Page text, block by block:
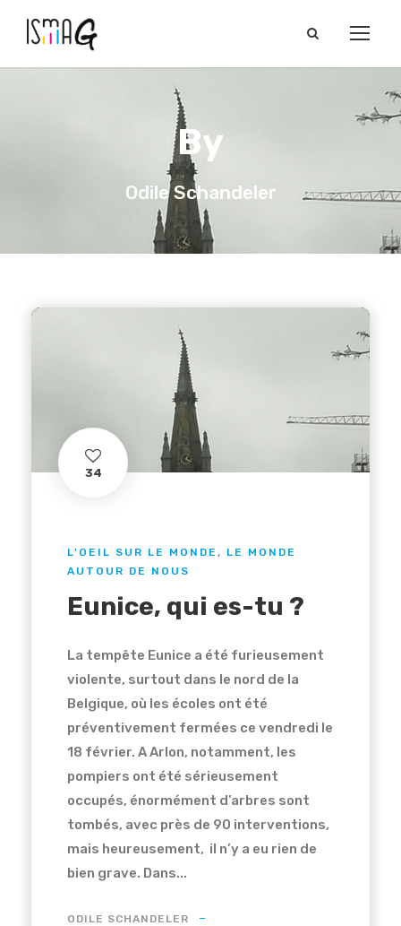
By
Odile Schandeler
34
L'OEIL SUR LE MONDE , LE MONDE
AUTOUR DE NOUS
Eunice, qui es-tu ?
La tempête Eunice a été furieusement
violente, surtout dans le nord de la
Belgique, où les écoles ont été
préventivement fermées ce vendredi le
18 février. A Arlon, notamment, les
pompiers ont été sérieusement
occupés, énormément d’arbres sont
tombés, avec près de 90 interventions,
mais heureusement, il n’y a eu rien de
bien grave. Dans...
ODILE SCHANDELER